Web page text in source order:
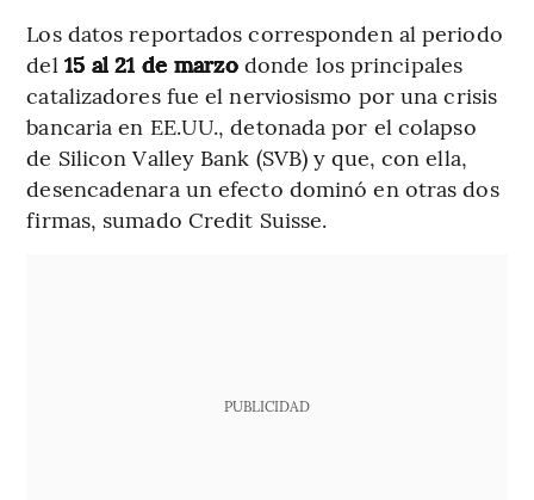
Los datos reportados corresponden al periodo
del 15 al 21 de marzodonde los principales
catalizadores fue el nerviosismo por una crisis
bancaria en EE.UU., detonada por el colapso
de Silicon Valley Bank (SVB) y que, con ella,
desencadenara un efecto dominó en otras dos
firmas, sumado Credit Suisse.
PUBLICIDAD